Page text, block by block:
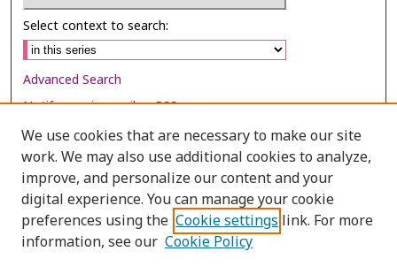
Select context to search:
Advanced Search
Notify me via email orRSS
Browse
Collections
Disciplines
Authors
We use cookies that are necessary to make our site
work. We may also use additional cookies to analyze,
improve, and personalize our content and your
digital experience. You can manage your cookie
preferences using the Cookie settings link. For more
information, see our Cookie Policy